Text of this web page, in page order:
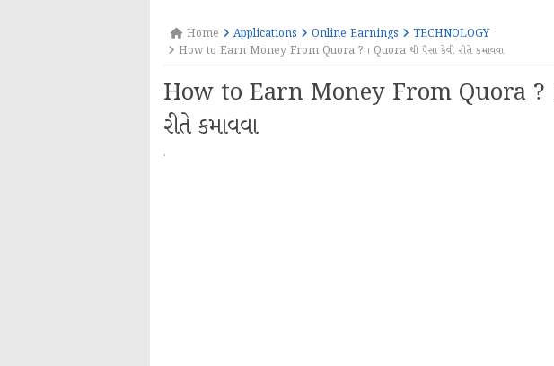
Home Applications Online Earnings
TECHNOLOGY
How to Earn Money From Quora ? । Quora થી પૈસા કેવી રીતે કમાવવા
How to Earn Money From Quora ? ।
રીતે કમાવવા
·